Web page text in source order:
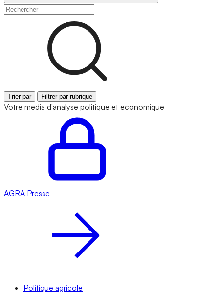
Trier par Filtrer par rubrique
Votre média d'analyse politique et économique
AGRA Presse
Politique agricole